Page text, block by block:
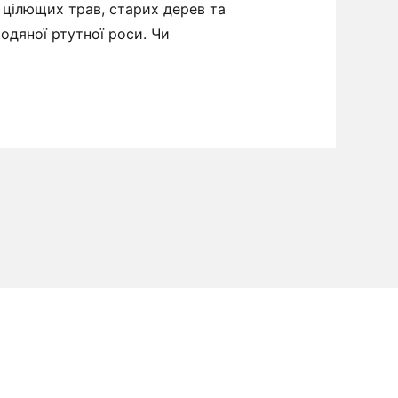
трав, старих дерев та
ртутної роси. Чи